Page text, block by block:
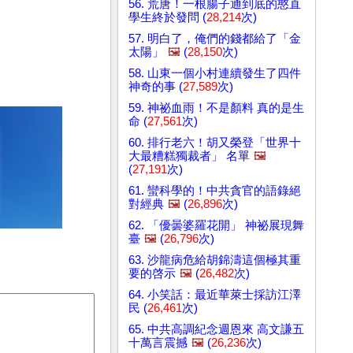
56. 荒唐！一根腸子通到底的憨直
學生終於發問 (28,214次)
57. 明白了，俺們的錢都給了「金
太陽」
🖼️ (28,150次)
58. 山東一個小村連續發生了四件
神奇的事 (27,589次)
59. 神祕血雨！不是顏料 真的是生
命 (27,561次)
60. 排行老六！胡又榮登「世界十
大最糟糕獨裁者」 名單 🖼️
(27,191次)
61. 蠻科學的！中共貪官的語錄絕
對經典 🖼️ (26,896次)
62. 「優曇婆羅花開」 神祕展現舞
臺 🖼️ (26,796次)
63. 沙龍病危給胡錦濤這個極其重
要的啓示 🖼️ (26,482次)
64. 小笑話：最近華萊士採訪江澤
民 (26,461次)
65. 中共高調紀念週恩來 高文謙五
十萬言震撼 🖼️ (26,236次)